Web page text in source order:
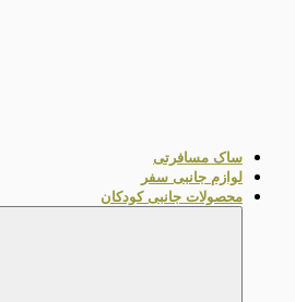
ساک مسافرتی
لوازم جانبی سفر
محصولات جانبی کودکان